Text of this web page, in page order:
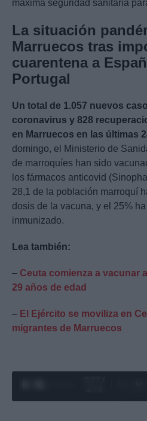
máxima seguridad sanitaria
La situación
Marruecos tras
cuarentena a
Portugal
Un total de 1.057 nuevos
coronavirus y 828
en Marruecos en las últimas
domingo, el Ministerio de
de marroquíes han sido
los fármacos anticovid
28,1 de la población marroquí
dosis de la vacuna, y el 25%
inmunizado.
Lea también:
– Ceuta comienza a vacunar
29 años de edad
– El Ejército se moviliza en
migrantes de Marruecos